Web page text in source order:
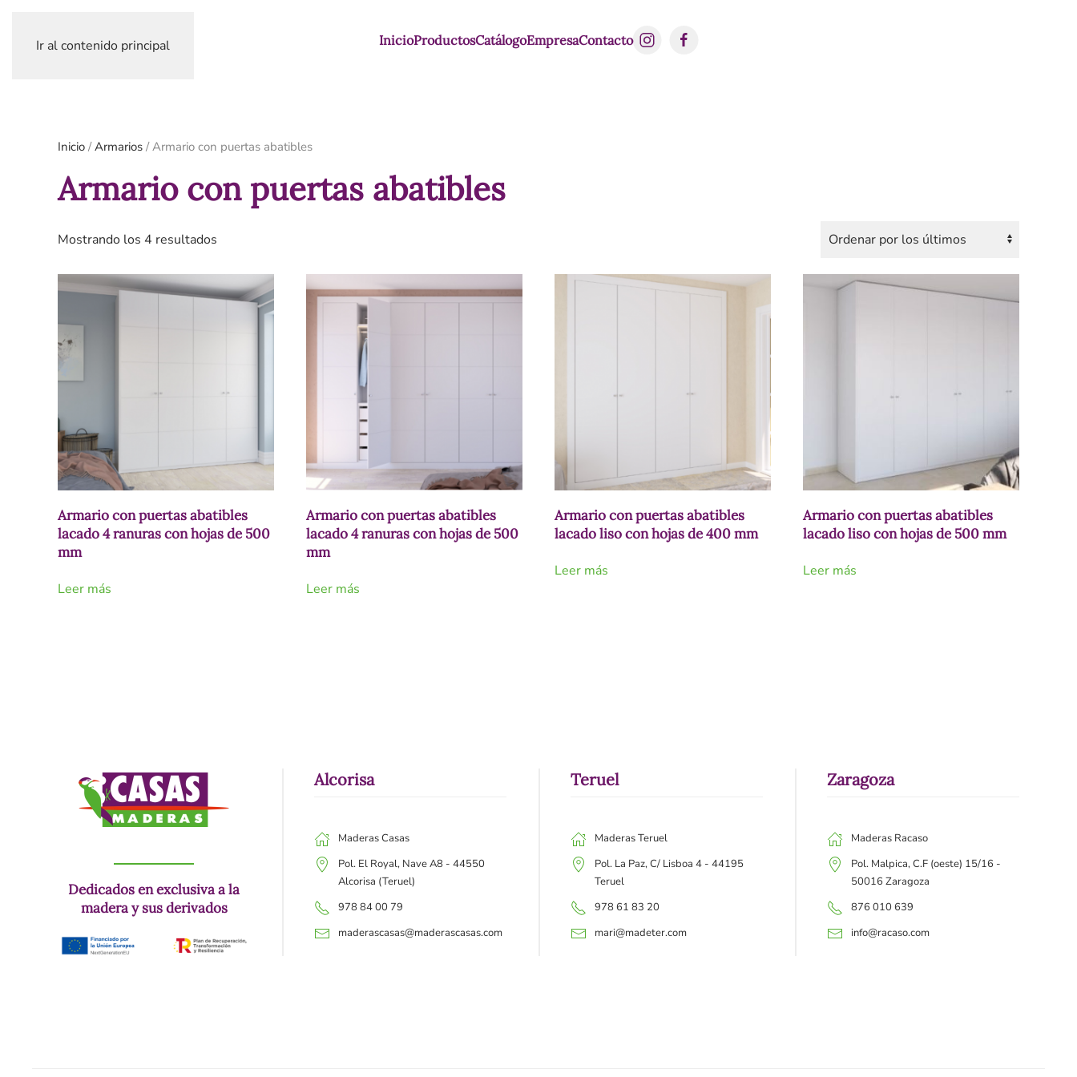
Ir al contenido principal InicioProductosCatálogoEmpresaContacto
Inicio /Armarios / Armario con puertas abatibles
Armario con puertas abatibles
Mostrando los 4 resultados
últimos
Armario con puertas abatibles
lacado 4 ranuras con hojas de 500
mm
Leer más
Armario con puertas abatibles
lacado 4 ranuras con hojas de 500
mm
Leer más
Armario con puertas abatibles
lacado liso con hojas de 400 mm
Leer más
Armario con puertas abatibles
lacado liso con hojas de 500 mm
Leer más
Dedicados en exclusiva a la
madera y sus derivados
Alcorisa
Maderas Casas
Pol. El Royal, Nave A8 - 44550
Alcorisa (Teruel)
978 84 00 79
maderascasas@maderascasas.com
Teruel
Maderas Teruel
Pol. La Paz, C/ Lisboa 4 - 44195
Teruel
978 61 83 20
mari@madeter.com
Zaragoza
Maderas Racaso
Pol. Malpica, C.F (oeste) 15/16 -
50016 Zaragoza
876 010 639
info@racaso.com